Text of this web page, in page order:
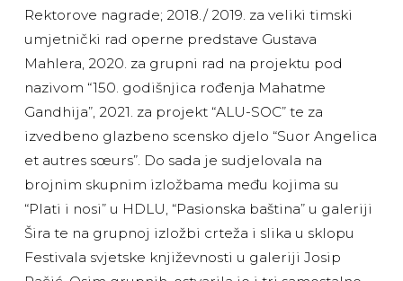
Rektorove nagrade; 2018./ 2019. za veliki timski
umjetnički rad operne predstave Gustava
Mahlera, 2020. za grupni rad na projektu pod
nazivom “150. godišnjica rođenja Mahatme
Gandhija”, 2021. za projekt “ALU-SOC” te za
izvedbeno glazbeno scensko djelo “Suor Angelica
et autres sœurs”. Do sada je sudjelovala na
brojnim skupnim izložbama među kojima su
“Plati i nosi” u HDLU, “Pasionska baština” u galeriji
Šira te na grupnoj izložbi crteža i slika u sklopu
Festivala svjetske književnosti u galeriji Josip